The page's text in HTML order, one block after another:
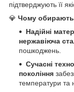
підтверджують її
💎 Чому
Надійні
нержавіюча
пошкоджень.
Сучасні
покоління
температури та